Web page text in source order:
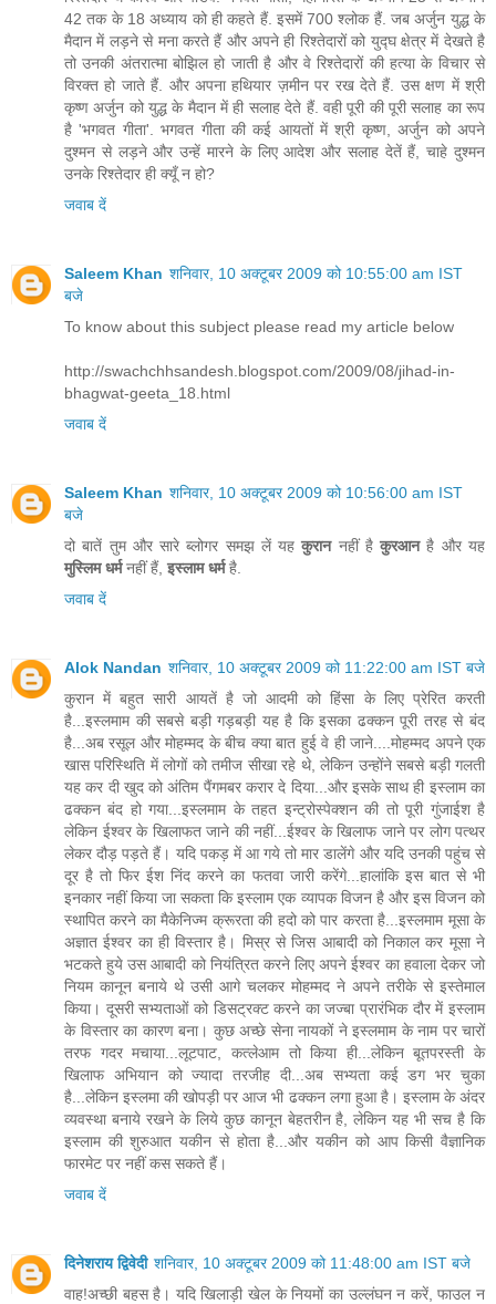
42 तक के 18 अध्याय को ही कहते हैं. इसमें 700 श्लोक हैं. जब अर्जुन युद्ध के
मैदान में लड़ने से मना करते हैं और अपने ही रिश्तेदारों को युद्घ क्षेत्र में देखते है
तो उनकी अंतरात्मा बोझिल हो जाती है और वे रिश्तेदारों की हत्या के विचार से
विरक्त हो जाते हैं. और अपना हथियार ज़मीन पर रख देते हैं. उस क्षण में श्री
कृष्ण अर्जुन को युद्ध के मैदान में ही सलाह देते हैं. वही पूरी की पूरी सलाह का रूप
है 'भगवत गीता'. भगवत गीता की कई आयतों में श्री कृष्ण, अर्जुन को अपने
दुश्मन से लड़ने और उन्हें मारने के लिए आदेश और सलाह देतें हैं, चाहे दुश्मन
उनके रिश्तेदार ही क्यूँ न हो?
जवाब दें
Saleem Khan शनिवार, 10 अक्टूबर 2009 को 10:55:00 am IST
बजे
To know about this subject please read my article below
http://swachchhsandesh.blogspot.com/2009/08/jihad-in-
bhagwat-geeta_18.html
जवाब दें
Saleem Khan शनिवार, 10 अक्टूबर 2009 को 10:56:00 am IST
बजे
दो बातें तुम और सारे ब्लोगर समझ लें यहकुराननहीं हैकुरआनहै और यह
मुस्लिम धर्मनहीं हैं, इस्लाम धर्महै.
जवाब दें
Alok Nandan शनिवार, 10 अक्टूबर 2009 को 11:22:00 am IST बजे
कुरान में बहुत सारी आयतें है जो आदमी को हिंसा के लिए प्रेरित करती
है...इस्लमाम की सबसे बड़ी गड़बड़ी यह है कि इसका ढक्कन पूरी तरह से बंद
है...अब रसूल और मोहम्मद के बीच क्या बात हुई वे ही जाने....मोहम्मद अपने एक
खास परिस्थिति में लोगों को तमीज सीखा रहे थे, लेकिन उन्होंने सबसे बड़ी गलती
यह कर दी खुद को अंतिम पैंगमबर करार दे दिया...और इसके साथ ही इस्लाम का
ढक्कन बंद हो गया...इस्लमाम के तहत इन्ट्रोस्पेक्शन की तो पूरी गुंजाईश है
लेकिन ईश्वर के खिलाफत जाने की नहीं...ईश्वर के खिलाफ जाने पर लोग पत्थर
लेकर दौड़ पड़ते हैं। यदि पकड़ में आ गये तो मार डालेंगे और यदि उनकी पहुंच से
दूर है तो फिर ईश निंद करने का फतवा जारी करेंगे...हालांकि इस बात से भी
इनकार नहीं किया जा सकता कि इस्लाम एक व्यापक विजन है और इस विजन को
स्थापित करने का मैकेनिज्म क्रूरता की हदो को पार करता है...इस्लमाम मूसा के
अज्ञात ईश्वर का ही विस्तार है। मिस्र से जिस आबादी को निकाल कर मूसा ने
भटकते हुये उस आबादी को नियंत्रित करने लिए अपने ईश्वर का हवाला देकर जो
नियम कानून बनाये थे उसी आगे चलकर मोहम्मद ने अपने तरीके से इस्तेमाल
किया। दूसरी सभ्यताओं को डिसट्रक्ट करने का जज्बा प्रारंभिक दौर में इस्लाम
के विस्तार का कारण बना। कुछ अच्छे सेना नायकों ने इस्लमाम के नाम पर चारों
तरफ गदर मचाया...लूटपाट, कत्लेआम तो किया ही...लेकिन बूतपरस्ती के
खिलाफ अभियान को ज्यादा तरजीह दी...अब सभ्यता कई डग भर चुका
है...लेकिन इस्लमा की खोपड़ी पर आज भी ढक्कन लगा हुआ है। इस्लाम के अंदर
व्यवस्था बनाये रखने के लिये कुछ कानून बेहतरीन है, लेकिन यह भी सच है कि
इस्लाम की शुरुआत यकीन से होता है...और यकीन को आप किसी वैज्ञानिक
फारमेट पर नहीं कस सकते हैं।
जवाब दें
दिनेशराय द्विवेदी शनिवार, 10 अक्टूबर 2009 को 11:48:00 am IST बजे
वाह!अच्छी बहस है। यदि खिलाड़ी खेल के नियमों का उल्लंघन न करें, फाउल न